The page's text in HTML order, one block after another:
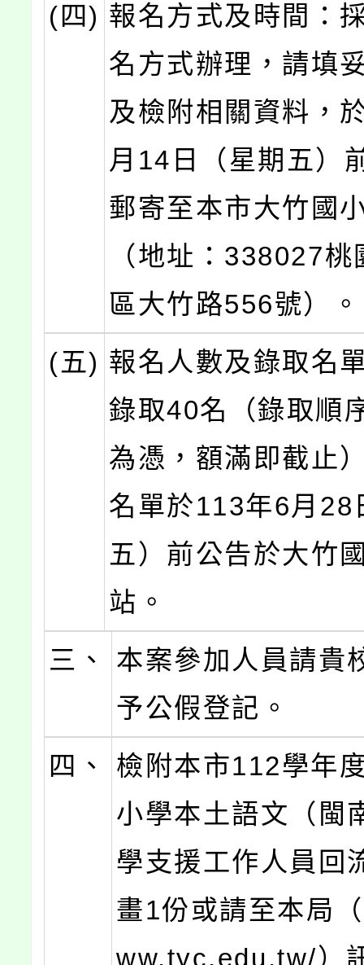
(四) 報名方式及時間：
名方式辦理，請填
及檢附相關資料，
月14日（星期五）
郵寄至本市大竹國
（地址：338027
區大竹路556號）。
(五) 報名人數及錄取名
錄取40名（錄取順
為憑，額滿即截止
名單於113年6月28
五）前公告於大竹
站。
三、
本案參加人員請貴
予公假登記。
四、
檢附本市112學年
小學本土語文（閩
學支援工作人員回
畫1份或請至本局
ww.tyc.edu.tw/）